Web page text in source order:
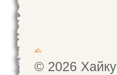
© 2026 Хайку